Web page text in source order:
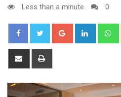
Less than a minute
0
Google+ LinkedIn
Share